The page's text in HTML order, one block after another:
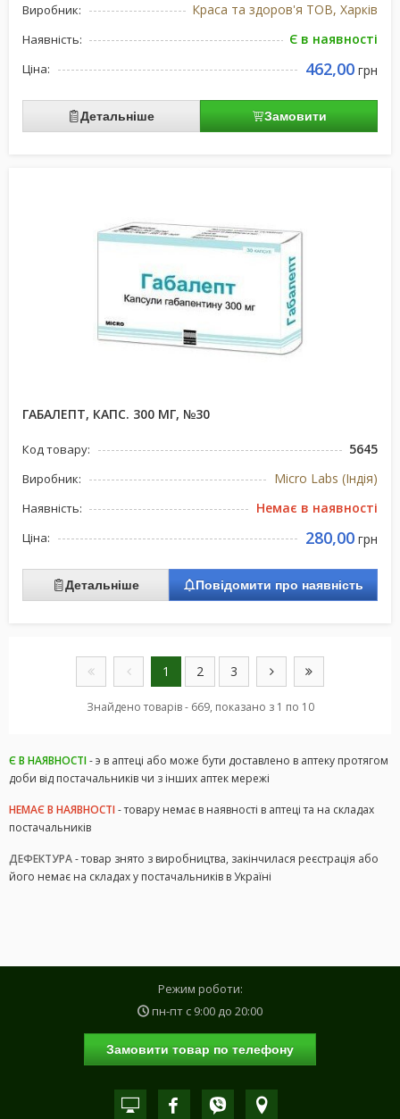
Виробник: Краса та здоров'я ТОВ, Харків
Наявність: Є в наявності
Ціна: 462,00 грн
Детальніше Замовити
ГАБАЛЕПТ, КАПС. 300 МГ, №30
Код товару: 5645
Виробник: Micro Labs (Індія)
Наявність: Немає в наявності
Ціна: 280,00 грн
Детальніше Повідомити про наявність
1 2 3
Знайдено товарів - 669, показано з 1 по 10
Є В НАЯВНОСТІ- э в аптеці або може бути доставлено в аптеку протягом
доби від постачальників чи з інших аптек мережі
НЕМАЄ В НАЯВНОСТІ- товару немає в наявності в аптеці та на складах
постачальників
ДЕФЕКТУРА- товар знято з виробництва, закінчилася реєстрація або
його немає на складах у постачальників в Україні
Режим роботи:
пн-пт с 9:00 до 20:00
Замовити товар по телефону